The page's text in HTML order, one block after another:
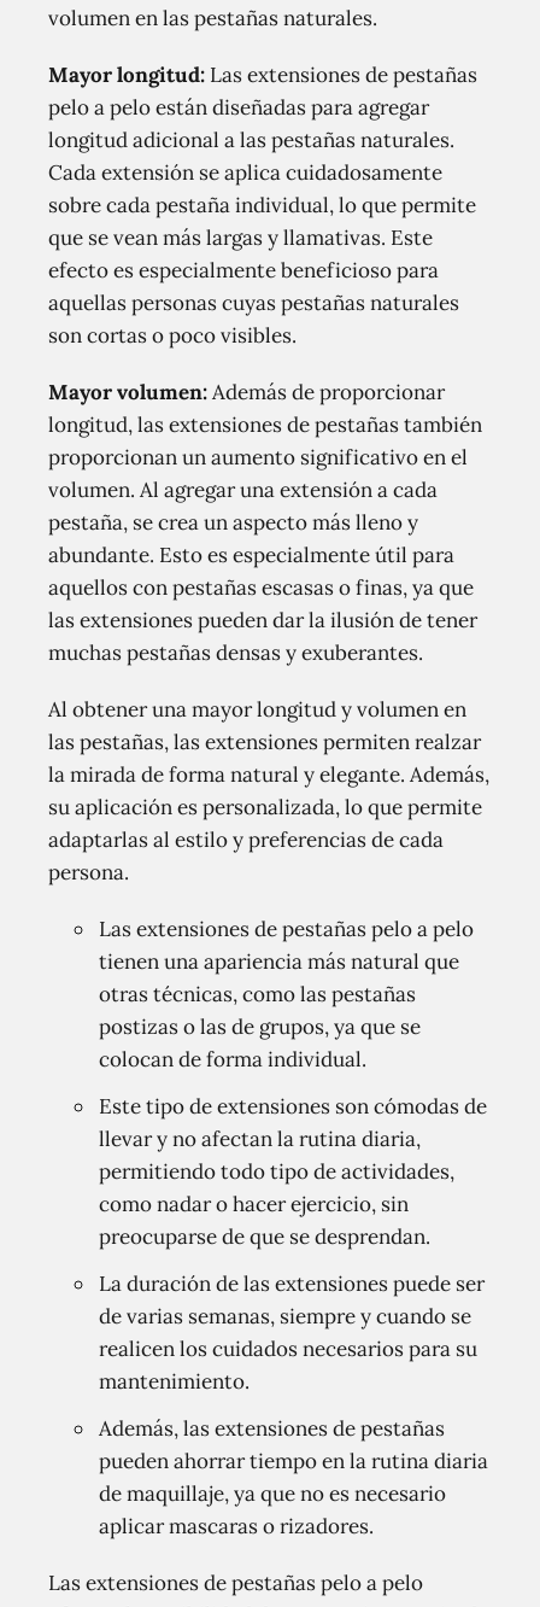
volumen en las pestañas naturales.
Mayor longitud: Las extensiones de pestañas
pelo a pelo están diseñadas para agregar
longitud adicional a las pestañas naturales.
Cada extensión se aplica cuidadosamente
sobre cada pestaña individual, lo que permite
que se vean más largas y llamativas. Este
efecto es especialmente beneficioso para
aquellas personas cuyas pestañas naturales
son cortas o poco visibles.
Mayor volumen:Además de proporcionar
longitud, las extensiones de pestañas también
proporcionan un aumento significativo en el
volumen. Al agregar una extensión a cada
pestaña, se crea un aspecto más lleno y
abundante. Esto es especialmente útil para
aquellos con pestañas escasas o finas, ya que
las extensiones pueden dar la ilusión de tener
muchas pestañas densas y exuberantes.
Al obtener una mayor longitud y volumen en
las pestañas, las extensiones permiten realzar
la mirada de forma natural y elegante. Además,
su aplicación es personalizada, lo que permite
adaptarlas al estilo y preferencias de cada
persona.
Las extensiones de pestañas pelo a pelo
tienen una apariencia más natural que
otras técnicas, como las pestañas
postizas o las de grupos, ya que se
colocan de forma individual.
Este tipo de extensiones son cómodas de
llevar y no afectan la rutina diaria,
permitiendo todo tipo de actividades,
como nadar o hacer ejercicio, sin
preocuparse de que se desprendan.
La duración de las extensiones puede ser
de varias semanas, siempre y cuando se
realicen los cuidados necesarios para su
mantenimiento.
Además, las extensiones de pestañas
pueden ahorrar tiempo en la rutina diaria
de maquillaje, ya que no es necesario
aplicar mascaras o rizadores.
Las extensiones de pestañas pelo a pelo